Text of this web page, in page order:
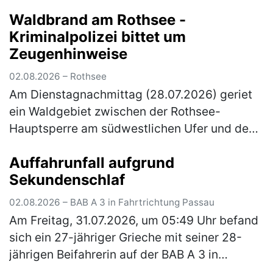
Rastanlage Feucht Ost einer Ko…
Waldbrand am Rothsee -
Kriminalpolizei bittet um
Zeugenhinweise
02.08.2026 – Rothsee
Am Dienstagnachmittag (28.07.2026) geriet
ein Waldgebiet zwischen der Rothsee-
Hauptsperre am südwestlichen Ufer und dem
Kriminalpolizei Schwabach hat die
Ermittlungen zu…(mehr)
Auffahrunfall aufgrund
Sekundenschlaf
02.08.2026 – BAB A 3 in Fahrtrichtung Passau
Am Freitag, 31.07.2026, um 05:49 Uhr befand
sich ein 27-jähriger Grieche mit seiner 28-
jährigen Beifahrerin auf der BAB A 3 in